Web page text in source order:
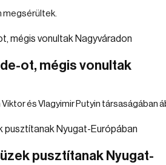
megsérültek.
ot, mégis vonultak
és Vlagyimir Putyin társaságában
pusztítanak Nyugat-